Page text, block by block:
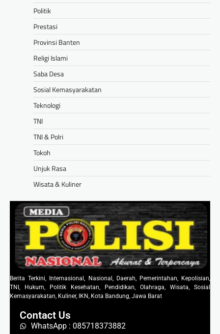
Politik
Prestasi
Provinsi Banten
Religi Islami
Saba Desa
Sosial Kemasyarakatan
Teknologi
TNI
TNI & Polri
Tokoh
Unjuk Rasa
Wisata & Kuliner
Berita Terkini, Internasional, Nasional, Daerah, Pemerintahan, Kepolisian,
TNI, Hukum, Politik Kesehatan, Pendidikan, Olahraga, Wisata, Sosial
Kemasyarakatan, Kuliner, IKN, Kota Bandung, Jawa Barat
Contact Us
WhatsApp : 085718373882